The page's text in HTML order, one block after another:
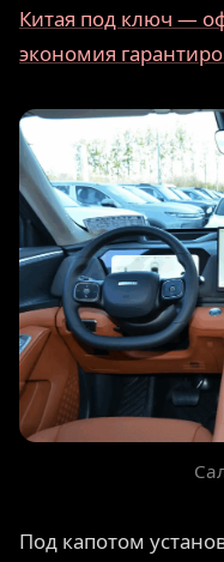
Китая под ключ —
экономия
Под капотом